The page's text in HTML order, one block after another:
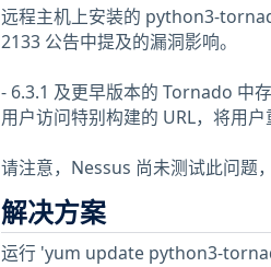
远程主机上安装的 python3-
2133 公告中提及的漏洞影响。
- 6.3.1 及更早版本的 Tornado 中
用户访问特别构建的 URL，将用
请注意，Nessus 尚未测试此问题
解决方案
运行 'yum update python3-